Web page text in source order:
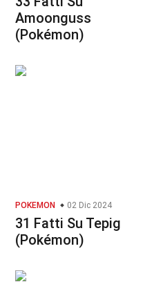
Amoonguss
(Pokémon)
POKEMON 02 Dic 2024
31 Fatti Su Tepig
(Pokémon)